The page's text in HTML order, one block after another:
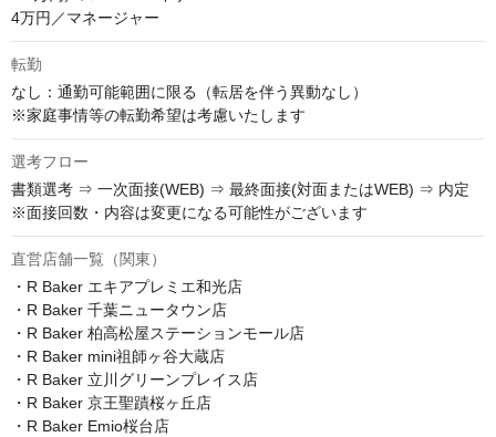
4万円／マネージャー
転勤
なし：通勤可能範囲に限る（転居を伴う異動なし）
※家庭事情等の転勤希望は考慮いたします
選考フロー
書類選考 ⇒ 一次面接(WEB) ⇒ 最終面接(対面またはWEB) ⇒ 内定
※面接回数・内容は変更になる可能性がございます
直営店舗一覧（関東）
・R Baker エキアプレミエ和光店
・R Baker 千葉ニュータウン店
・R Baker 柏高松屋ステーションモール店
・R Baker mini祖師ヶ谷大蔵店
・R Baker 立川グリーンプレイス店
・R Baker 京王聖蹟桜ヶ丘店
・R Baker Emio桜台店